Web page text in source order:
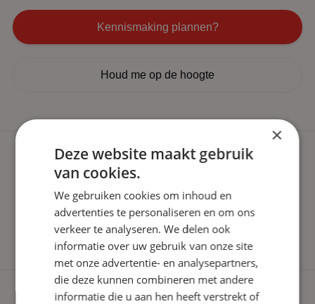
Kennismaking plannen?
Houd me op de hoogte
×
Deze website maakt gebruik
van cookies.
We gebruiken cookies om inhoud en
advertenties te personaliseren en om ons
verkeer te analyseren. We delen ook
informatie over uw gebruik van onze site
met onze advertentie- en analysepartners,
die deze kunnen combineren met andere
informatie die u aan hen heeft verstrekt of